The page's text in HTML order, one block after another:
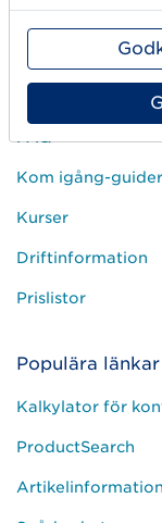
Press och media
Kom igång-guider
Kurser
Driftinformation
Prislistor
Populära länkar
Kalkylator för
ProductSearch
Artikelinformation